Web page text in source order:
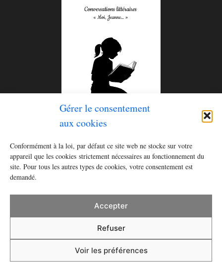
Gérer le consentement
aux cookies
Conformément à la loi, par défaut ce site web ne stocke sur votre
appareil que les cookies strictement nécessaires au fonctionnement du
site. Pour tous les autres types de cookies, votre consentement est
demandé.
Accepter
Refuser
Voir les préférences
Le tome 2 de la sérieHistoires pour rester éveillé (ou
se réveiller)est disponible ! Commandez le livre dès
maintenant etrecevezun cahier à écrireen cadeau
Acheter
Mentions légales Traitement des données
Cookies
• Construit avec